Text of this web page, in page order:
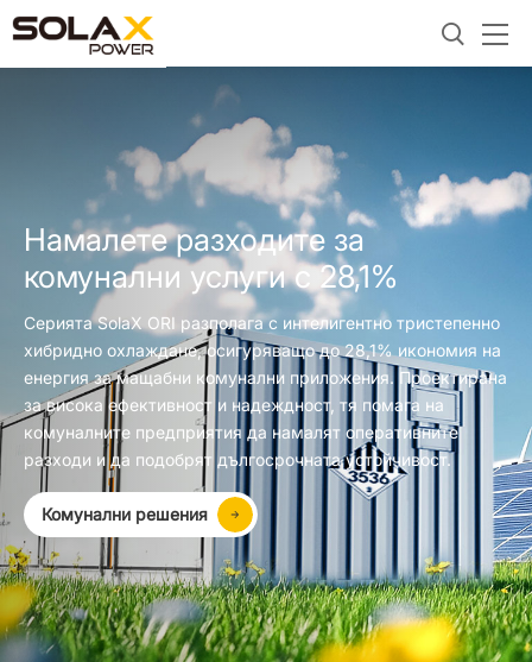
Намалете разходите за
комунални услуги с 28,1%
Серията SolaX ORI разполага с интелигентно тристепенно
хибридно охлаждане, осигуряващо до 28,1% икономия на
енергия за мащабни комунални приложения. Проектирана
за висока ефективност и надеждност, тя помага на
комуналните предприятия да намалят оперативните
разходи и да подобрят дългосрочната устойчивост.
Комунални решения